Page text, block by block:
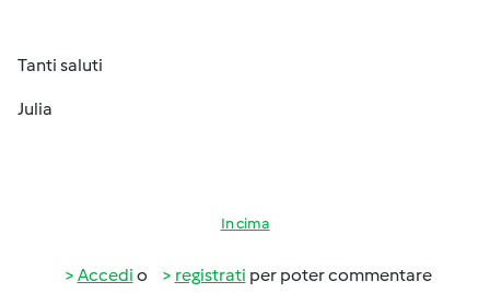
Tanti saluti
Julia
In cima
Accedi o registrati per poter commentare